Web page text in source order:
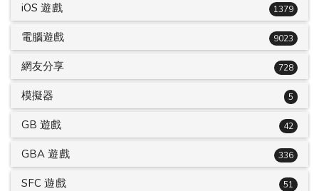
iOS 遊戲 1379
電腦遊戲 9023
網友分享 728
模擬器 5
GB 遊戲 42
GBA 遊戲 336
SFC 遊戲 51